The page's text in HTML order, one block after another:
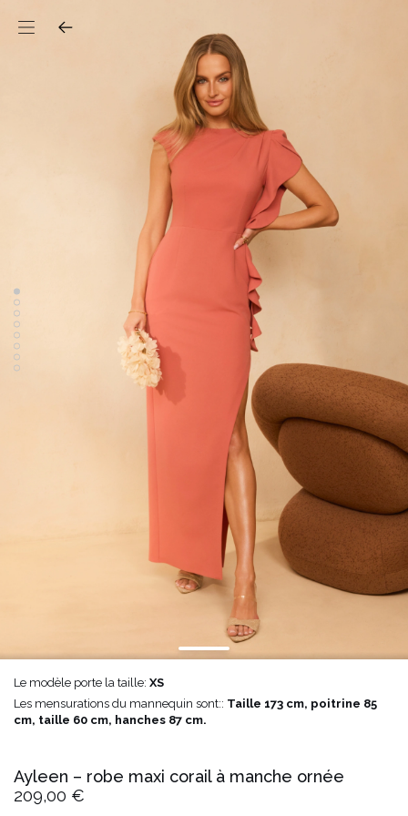
Ayleen – robe maxi corail à manche ornée
209,00 €
Le modèle porte la taille: XS
Les mensurations du mannequin sont:: Taille 173 cm, poitrine 85
cm, taille 60 cm, hanches 87 cm.